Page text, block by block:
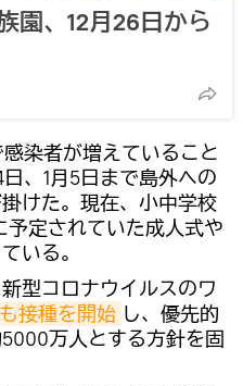
園、12月26日から
染者が増えていること
、1月5日まで島外への
けた。現在、小中学校
予定されていた成人式や
いる。
型コロナウイルスのワ
接種を開始 し、優先的
万人とする方針を固